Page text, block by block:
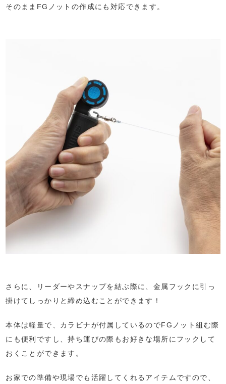
そのままFGノットの作成にも対応できます。
さらに、リーダーやスナップを結ぶ際に、金属フックに引っ
掛けてしっかりと締め込むことができます！
本体は軽量で、カラビナが付属しているのでFGノット組む際
にも便利ですし、持ち運びの際もお好きな場所にフックして
おくことができます。
お家での準備や現場でも活躍してくれるアイテムですので、